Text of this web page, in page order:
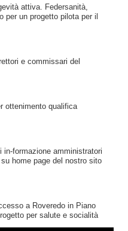
attiva. Federsanità,
per un progetto pilota per il
e commissari del
ottenimento qualifica
formazione amministratori
home page del nostro sito
a Roveredo in Piano
per salute e socialità